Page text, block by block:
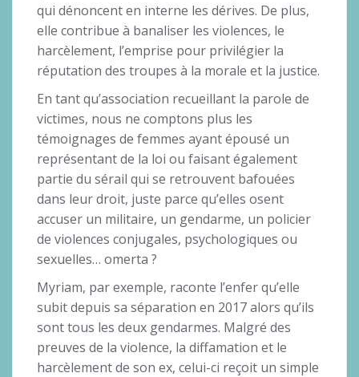
qui dénoncent en interne les dérives. De plus,
elle contribue à banaliser les violences, le
harcèlement, l’emprise pour privilégier la
réputation des troupes à la morale et la justice.
En tant qu’association recueillant la parole de
victimes, nous ne comptons plus les
témoignages de femmes ayant épousé un
représentant de la loi ou faisant également
partie du sérail qui se retrouvent bafouées
dans leur droit, juste parce qu’elles osent
accuser un militaire, un gendarme, un policier
de violences conjugales, psychologiques ou
sexuelles… omerta ?
Myriam, par exemple, raconte l’enfer qu’elle
subit depuis sa séparation en 2017 alors qu’ils
sont tous les deux gendarmes. Malgré des
preuves de la violence, la diffamation et le
harcèlement de son ex, celui-ci reçoit un simple